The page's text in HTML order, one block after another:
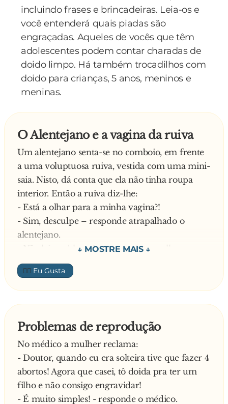
incluindo frases e brincadeiras. Leia-os e
você entenderá quais piadas são
engraçadas. Aqueles de vocês que têm
adolescentes podem contar charadas de
doido limpo. Há também trocadilhos com
doido para crianças, 5 anos, meninos e
meninas.
O Alentejano e a vagina da ruiva
Um alentejano senta-se no comboio, em frente
a uma voluptuosa ruiva, vestida com uma mini-
saia. Nisto, dá conta que ela não tinha roupa
interior. Então a ruiva diz-lhe:
- Está a olhar para a minha vagina?!
- Sim, desculpe – responde atrapalhado o
alentejano.
- Não há problema! – responde a mulher –
como és simpático vou fazer com que a minha
vagina te mande um beijo.
E, incrivelmente, a vagina manda-lhe um beijo!
O alentejano, fica totalmente doido! Nisto,
- Que outras coisas sabe fazer?
Responde a ruiva:
- Posso também fazer com que te dê uma
piscadela
O homem observa uma vez mais assombrado,
como a vagina lhe dá piscadelas. A mulher, já
👍🏼
Problemas de reprodução
No médico a mulher reclama:
- Doutor, quando eu era solteira tive que fazer 4
abortos! Agora que casei, tô doida pra ter um
filho e não consigo engravidar!
- É muito simples! - responde o médico.